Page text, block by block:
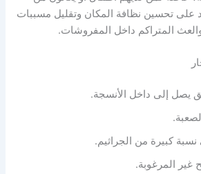
على تحسين نظافة المكان وتقليل مسببات
المتراكم داخل المفروشات.
يصل إلى داخل الأنسجة.
كبيرة من الجراثيم.
غير المرغوبة.